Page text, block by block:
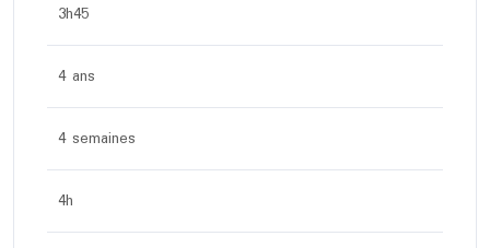
3h45
4 ans
4 semaines
4h